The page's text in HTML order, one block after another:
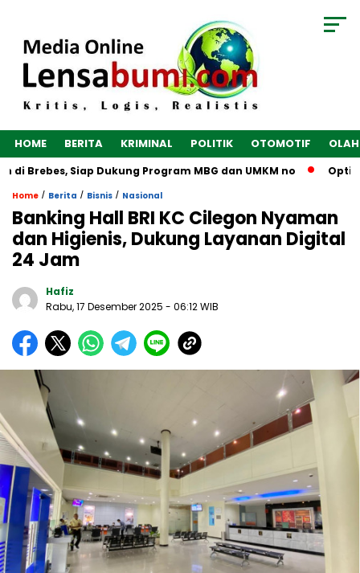
HOME BERITA KRIMINAL POLITIK OTOMOTIF
Brebes, Siap Dukung Program MBG dan UMKM no
Home / Berita / Bisnis / Nasional
Banking Hall BRI KC Cilegon Nyaman
dan Higienis, Dukung Layanan Digital
24 Jam
Hafiz
Rabu, 17 Desember 2025 - 06:12 WIB